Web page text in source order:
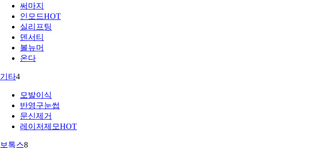
써마지
인모드HOT
실리프팅
덴서티
볼뉴머
온다
기타4
모발이식
반영구눈썹
문신제거
레이저제모HOT
보톡스8